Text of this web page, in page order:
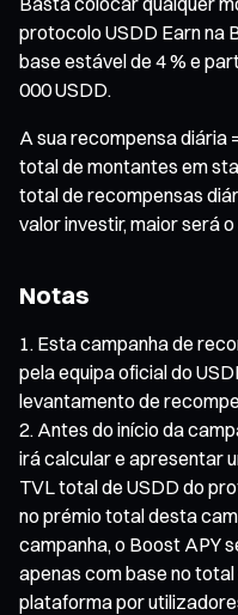
protocolo USDD Earn na
base estável de 4 % e
000 USDD.
A sua recompensa diária
total de montantes em
total de recompensas
valor investir, maior será
Notas
Esta campanha de
pela equipa oficial do
levantamento de
Antes do início da
irá calcular e apresentar
TVL total de USDD do
no prémio total desta
campanha, o Boost APY
apenas com base no
plataforma por